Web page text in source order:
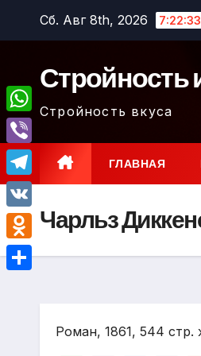
Перейти
Сб. Авг 8th, 2026
Стройность
Стройность вкуса
ГЛАВНАЯ
Чарльз
Роман, 1861, 544 стр.
W
h
a
t
A
V
i
b
e
T
e
l
e
V
K
O